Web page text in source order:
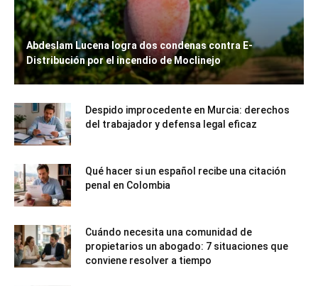
Abdeslam Lucena logra dos condenas contra E-
Distribución por el incendio de Moclinejo
Despido improcedente en Murcia: derechos
del trabajador y defensa legal eficaz
Qué hacer si un español recibe una citación
penal en Colombia
Cuándo necesita una comunidad de
propietarios un abogado: 7 situaciones que
conviene resolver a tiempo